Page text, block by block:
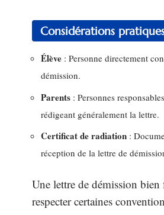
Considérations
Élève : Personne directement
démission.
Parents : Personnes
rédigeant généralement la lettre.
Certificat de radiation :
réception de la lettre de
Une lettre de démission
respecter certaines